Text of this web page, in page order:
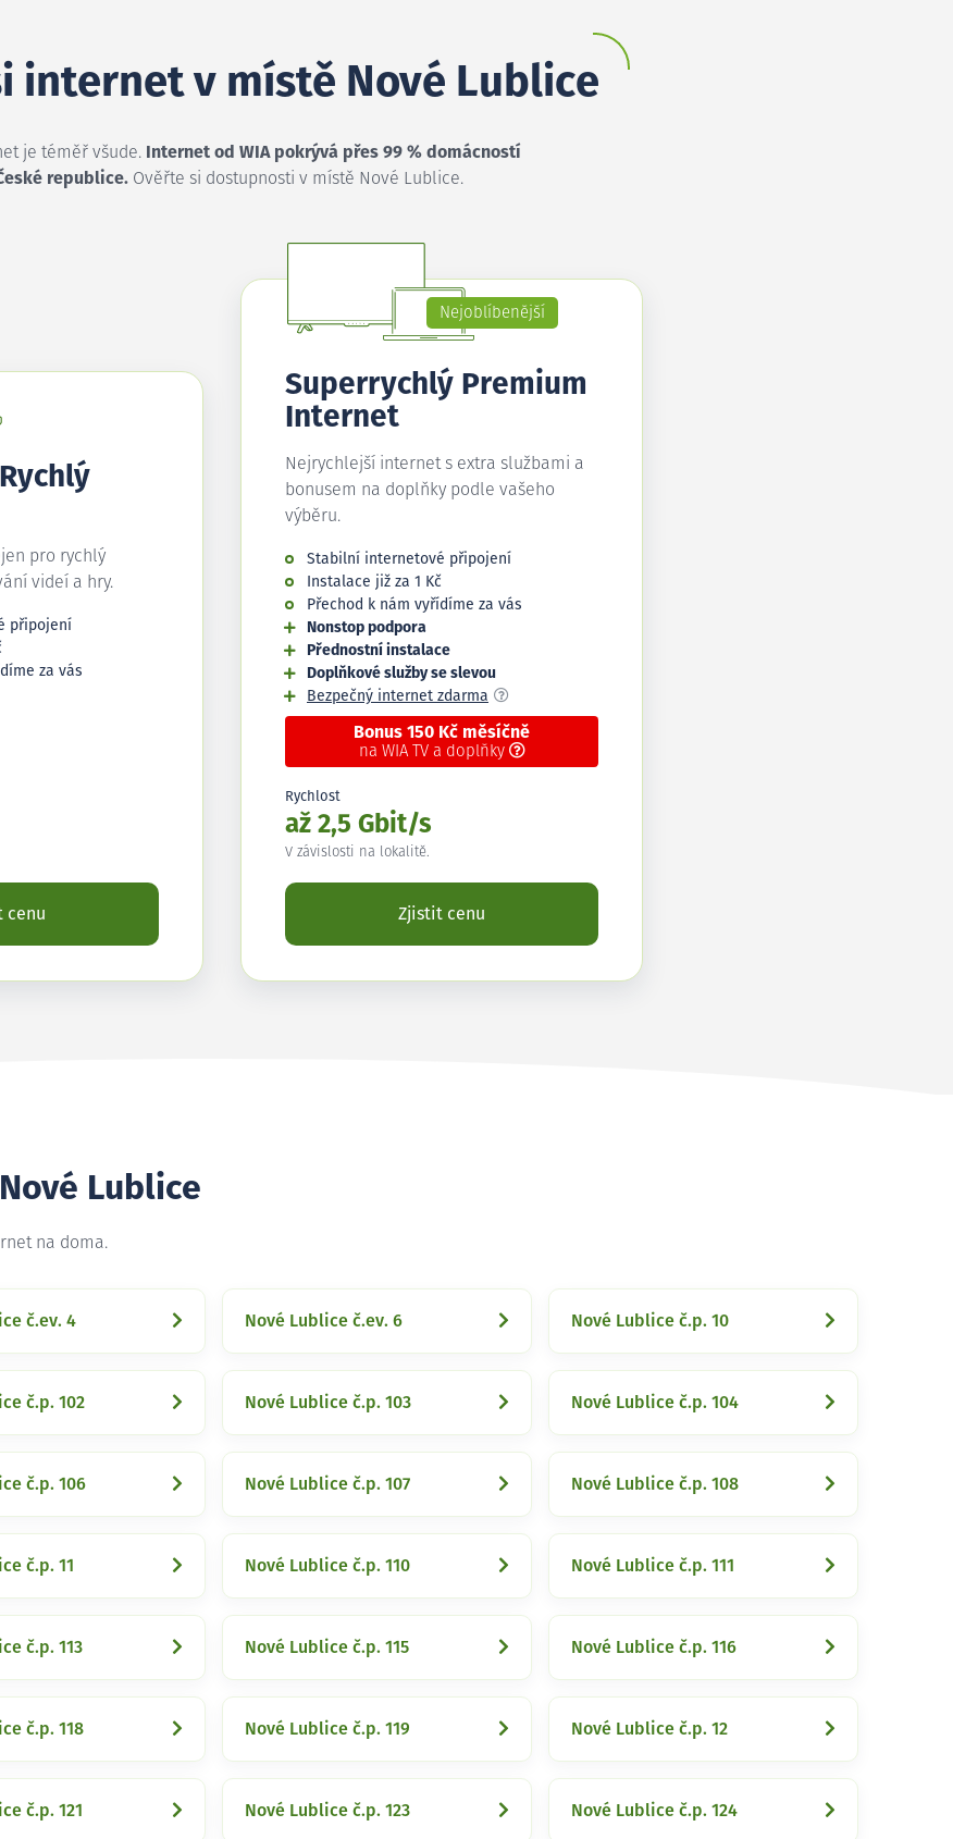
internet v místě Nové Lublice
je téměř všude.
Internet od WIA pokrývá přes 99 % domácností
republice.Ověřte si dostupnosti v místě Nové Lublice.
pro rychlý
videí a hry.
připojení
za vás
cenu
Nejoblíbenější
Superrychlý Premium
Internet
Nejrychlejší internet s extra službami a
bonusem na doplňky podle vašeho
výběru.
Stabilní internetové připojení
Instalace již za 1 Kč
Přechod k nám vyřídíme za vás
Nonstop podpora
Přednostní instalace
Doplňkové služby se slevou
Bezpečný internet zdarma
Bonus 150 Kč měsíčně
na WIA TV a doplňky
Rychlost
až 2,5 Gbit/s
V závislosti na lokalitě.
Zjistit cenu
Lublice
na doma.
č.ev. 4 Nové Lublice č.ev. 6 Nové Lublice č.p. 10
č.p. 102 Nové Lublice č.p. 103 Nové Lublice č.p. 104
č.p. 106 Nové Lublice č.p. 107 Nové Lublice č.p. 108
č.p. 11 Nové Lublice č.p. 110 Nové Lublice č.p. 111
č.p. 113 Nové Lublice č.p. 115 Nové Lublice č.p. 116
č.p. 118 Nové Lublice č.p. 119 Nové Lublice č.p. 12
č.p. 121 Nové Lublice č.p. 123 Nové Lublice č.p. 124